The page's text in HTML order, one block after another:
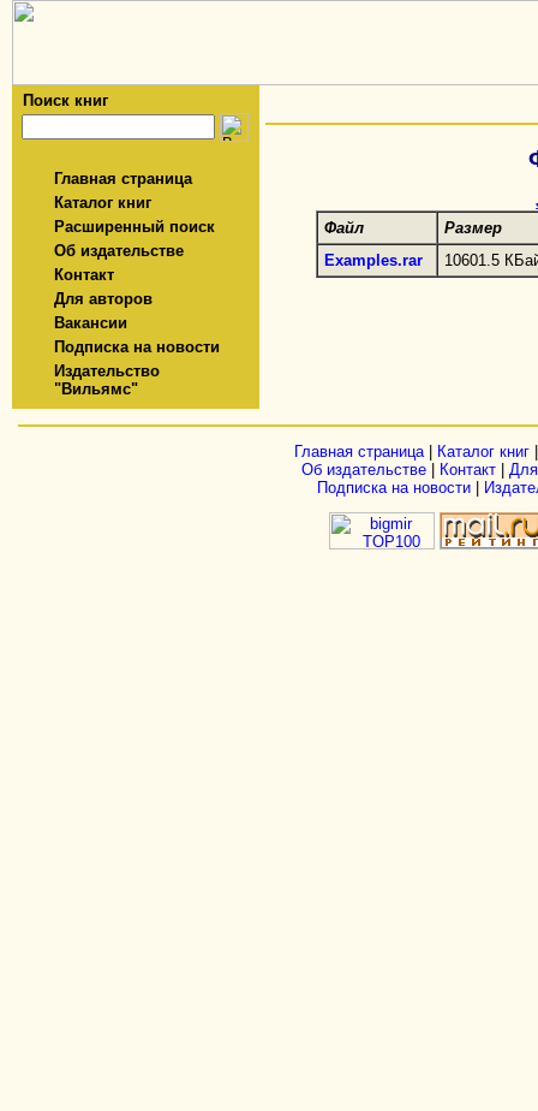
Поиск книг
Главная страница
Каталог книг
Расширенный поиск
Об издательстве
Контакт
Для авторов
Вакансии
Подписка на новости
Издательство
"Вильямс"
Файл
Размер
Examples.rar
10601.5
Главная страница| Каталог книг
Об издательстве
Контакт |
Подписка на новости|